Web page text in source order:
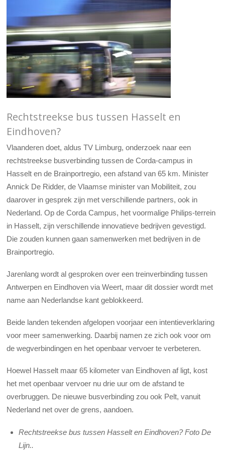
Rechtstreekse bus tussen Hasselt en
Eindhoven?
Vlaanderen doet, aldus TV Limburg, onderzoek naar een
rechtstreekse busverbinding tussen de Corda-campus in
Hasselt en de Brainportregio, een afstand van 65 km. Minister
Annick De Ridder, de Vlaamse minister van Mobiliteit, zou
daarover in gesprek zijn met verschillende partners, ook in
Nederland. Op de Corda Campus, het voormalige Philips-terrein
in Hasselt, zijn verschillende innovatieve bedrijven gevestigd.
Die zouden kunnen gaan samenwerken met bedrijven in de
Brainportregio.
Jarenlang wordt al gesproken over een treinverbinding tussen
Antwerpen en Eindhoven via Weert, maar dit dossier wordt met
name aan Nederlandse kant geblokkeerd.
Beide landen tekenden afgelopen voorjaar een intentieverklaring
voor meer samenwerking. Daarbij namen ze zich ook voor om
de wegverbindingen en het openbaar vervoer te verbeteren.
Hoewel Hasselt maar 65 kilometer van Eindhoven af ligt, kost
het met openbaar vervoer nu drie uur om de afstand te
overbruggen. De nieuwe busverbinding zou ook Pelt, vanuit
Nederland net over de grens, aandoen.
Rechtstreekse bus tussen Hasselt en Eindhoven? Foto De
Lijn..